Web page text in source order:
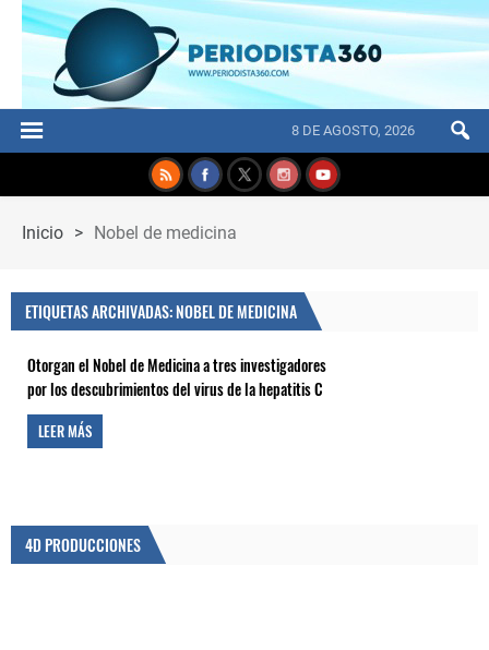
8 DE AGOSTO, 2026
Inicio > Nobel de medicina
ETIQUETAS ARCHIVADAS: NOBEL DE MEDICINA
Otorgan el Nobel de Medicina a tres investigadores
por los descubrimientos del virus de la hepatitis C
LEER MÁS
4D PRODUCCIONES